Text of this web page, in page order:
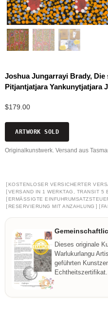
Joshua Jungarrayi Brady,
Pitjantjatjara Yankunytjatjara
$179.00
ARTWORK SOLD
Originalkunstwerk. Versand aus
[ KOSTENLOSER VERSICHERTER
[VERSAND IN 1 WERKTAG, TRANSIT 5
[ ERMÄSSIGTE
[ RESERVIERUNG MIT ANZAHLUNG ] [
Dieses originale
Warlukurlangu
geführten
Echtheitszertifikat.